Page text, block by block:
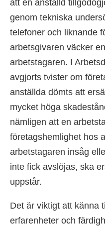
att en anställd
genom tekniska
telefoner och liknande
arbetsgivaren väcker
arbetstagaren. I
avgjorts tvister om
anställda dömts att
mycket höga
nämligen att en
företagshemlighet hos
arbetstagaren insåg
inte fick avslöjas, ska
uppstår.
Det är viktigt att känna
erfarenheter och